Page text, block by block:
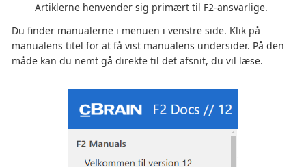
Artiklerne henvender sig primært til F2-ansvarlige.
Du finder manualerne i menuen i venstre side. Klik på
manualens titel for at få vist manualens undersider. På den
måde kan du nemt gå direkte til det afsnit, du vil læse.